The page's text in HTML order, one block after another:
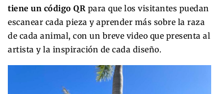
tiene un código QR para que los visitantes puedan
escanear cada pieza y aprender más sobre la raza
de cada animal, con un breve video que presenta al
artista y la inspiración de cada diseño.